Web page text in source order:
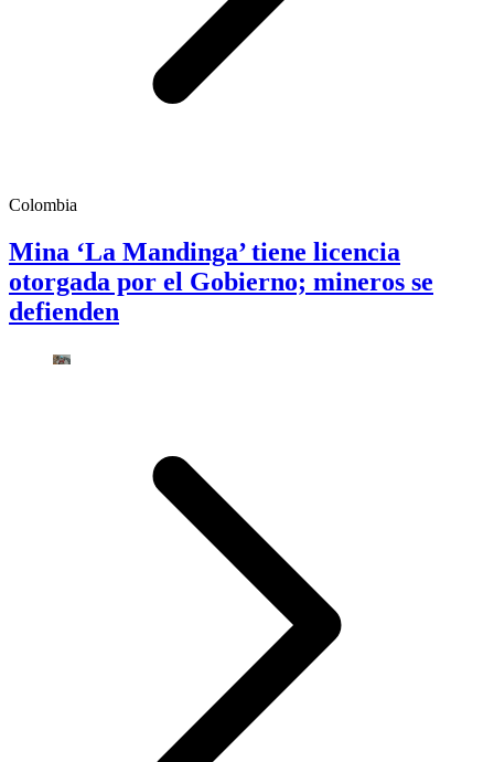
Colombia
Mina ‘La Mandinga’ tiene licencia
otorgada por el Gobierno; mineros se
defienden